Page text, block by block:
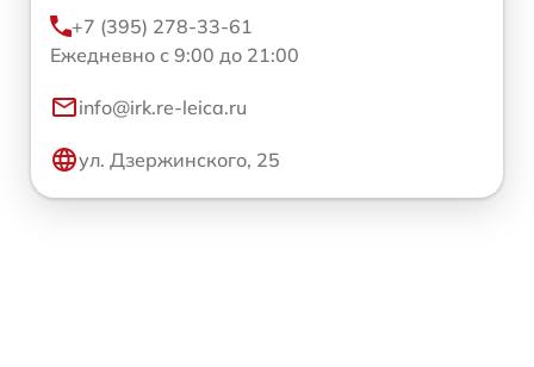
+7 (395) 278-33-61
Ежедневно с 9:00 до 21:00
info@irk.re-leica.ru
ул. Дзержинского, 25